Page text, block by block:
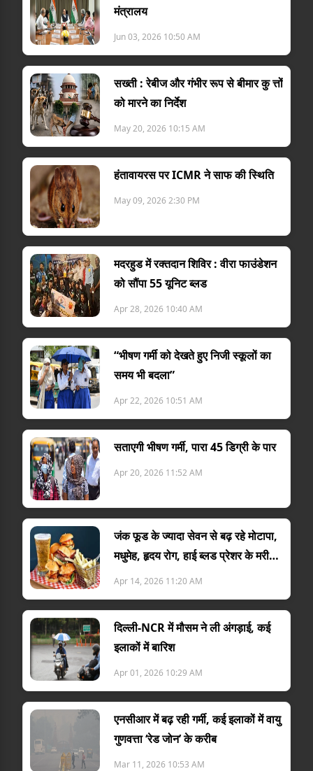
मंत्रालय
Jun 03, 2026 10:50 AM
सख्ती : रेबीज और गंभीर रूप से बीमार कु त्तों
को मारने का निर्देश
May 20, 2026 10:15 AM
हंतावायरस पर ICMR ने साफ की स्थिति
May 09, 2026 2:30 PM
मदरहुड में रक्तदान शिविर : वीरा फाउंडेशन
को सौंपा 55 यूनिट ब्लड
Apr 28, 2026 10:40 AM
“भीषण गर्मी को देखते हुए निजी स्कूलों का
समय भी बदला”
Apr 22, 2026 10:51 AM
सताएगी भीषण गर्मी, पारा 45 डिग्री के पार
Apr 20, 2026 11:52 AM
जंक फूड के ज्यादा सेवन से बढ़ रहे मोटापा,
मधुमेह, हृदय रोग, हाई ब्लड प्रेशर के मरीज :
डा. विनोद द्विव...
Apr 14, 2026 11:20 AM
दिल्ली-NCR में मौसम ने ली अंगड़ाई, कई
इलाकों में बारिश
Apr 01, 2026 10:29 AM
एनसीआर में बढ़ रही गर्मी, कई इलाकों में वायु
गुणवत्ता ‘रेड जोन’ के करीब
Mar 11, 2026 10:53 AM